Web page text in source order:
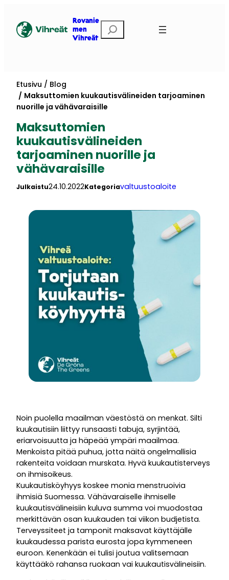
sisältöön
Rovanie
men
Vihreät
Etsi
Etusivu
Blog
Maksuttomien kuukautisvälineiden tarjoaminen
nuorille ja vähävaraisille
Maksuttomien
kuukautisvälineiden
tarjoaminen nuorille ja
vähävaraisille
Julkaistu24.10.2022Kategoriavaltuustoaloite
Noin puolella maailman väestöstä on menkat. Silti
kuukautisiin liittyy runsaasti tabuja, syrjintää,
eriarvoisuutta ja häpeää ympäri maailmaa.
Menkoista pitää puhua, jotta näitä ongelmallisia
rakenteita voidaan murskata. Hyvä kuukautisterveys
on ihmisoikeus.
Kuukautisköyhyys koskee monia menstruoivia
ihmisiä Suomessa. Vähävaraiselle ihmiselle
kuukautisvälineisiin kuluva summa voi muodostaa
merkittävän osan kuukauden tai viikon budjetista.
Terveyssiteet ja tamponit maksavat käyttäjälle
kuukaudessa parista eurosta jopa kymmeneen
euroon. Kenenkään ei tulisi joutua valitsemaan
käyttääkö rahansa ruokaan vai kuukautisvälineisiin.